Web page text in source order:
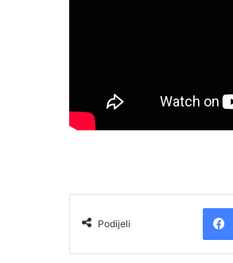
Podijeli